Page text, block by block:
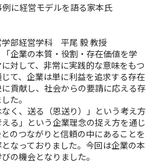
に経営モデルを語る家本氏
部経営学科 平尾 毅 教授
企業の本質・役割・存在価値を学
対して、非常に実践的な意味をもつ
て、企業は単に利益を追求する存在
貢献し、社会からの要請に応える存
た。
く、送る（恩送り）」という考え方
る」という企業理念の捉え方を通じ
のつながりと信頼の中にあることを
なっておりました。今回は企業の本
の機会となりました。